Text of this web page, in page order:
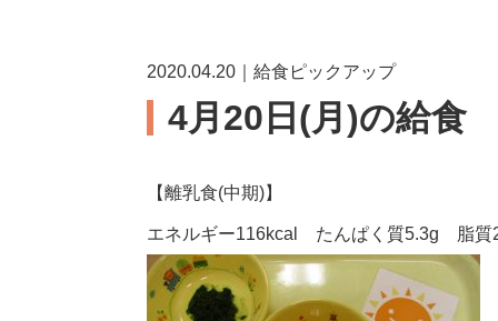
2020.04.20｜給食ピックアップ
4月20日(月)の給食
【離乳食(中期)】
エネルギー116kcal たんぱく質5.3g 脂質